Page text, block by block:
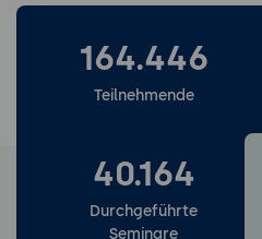
164.446
Teilnehmende
40.164
Durchgeführte
Seminare